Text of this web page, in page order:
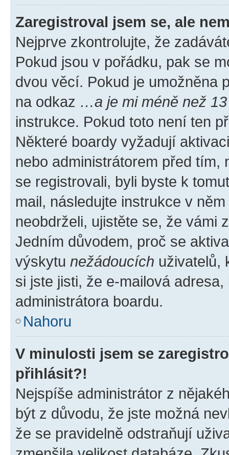
Zaregistroval jsem se, ale
Nejprve zkontrolujte, že
Pokud jsou v pořádku, pak se
dvou věcí. Pokud je umožněna
na odkaz …a je mi méně než
instrukce. Pokud toto není ten
Některé boardy vyžadují
nebo administrátorem před tím,
se registrovali, byli byste k
mail, následujte instrukce v
neobdrželi, ujistěte se, že vámi
Jedním důvodem, proč se
výskytu nežádoucích uživatelů,
si jste jisti, že e-mailová
administrátora boardu.
Nahoru
V minulosti jsem se
přihlásit?!
Nejspíše administrátor z
být z důvodu, že jste možná
že se pravidelně odstraňují